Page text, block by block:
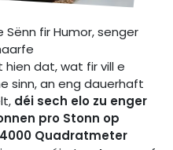
fir Humor, senger
dat, wat fir vill e
sinn, an eng dauerhaft
déi sech elo zu enger
pro Stonn op
Quadratmeter